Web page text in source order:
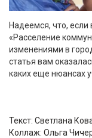
Надеемся, что, если
«Расселение
изменениями в
статья вам
каких еще нюансах
Текст: Светлана
Коллаж: Ольга